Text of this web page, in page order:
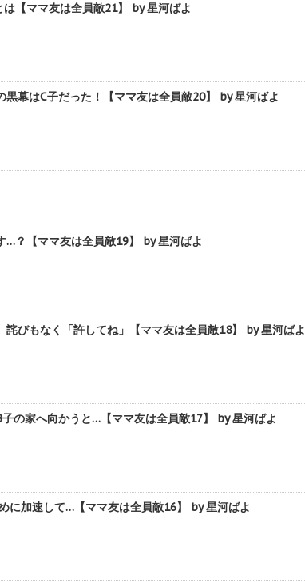
【ママ友は全員敵21】 by 星河ばよ
幕はC子だった！【ママ友は全員敵20】 by 星河ばよ
…？【ママ友は全員敵19】 by 星河ばよ
びもなく「許してね」【ママ友は全員敵18】 by 星河ばよ
の家へ向かうと…【ママ友は全員敵17】 by 星河ばよ
に加速して…【ママ友は全員敵16】 by 星河ばよ